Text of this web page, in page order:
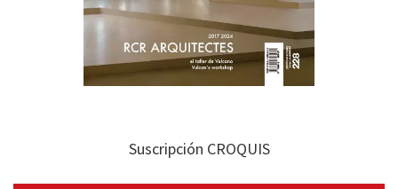
Suscripción CROQUIS